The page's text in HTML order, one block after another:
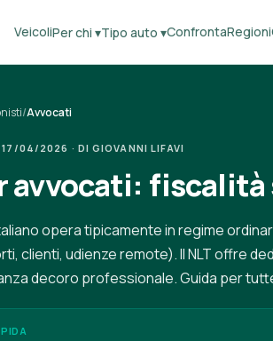
VeicoliPer chi ▾Tipo auto ▾ConfrontaRegioni
/Avvocati
04/2026 · DI GIOVANNI LIFAVI
avvocati:
opera tipicamente in regime
clienti, udienze remote). Il NLT offre
decoro professionale. Guida per